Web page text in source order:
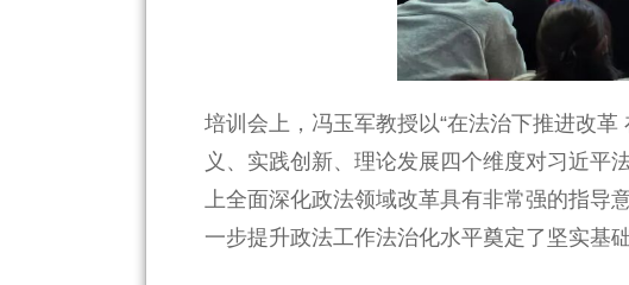
培训会上，冯玉军教授以“在法治下推进改
义、实践创新、理论发展四个维度对习近平
上全面深化政法领域改革具有非常强的指
一步提升政法工作法治化水平奠定了坚实基础